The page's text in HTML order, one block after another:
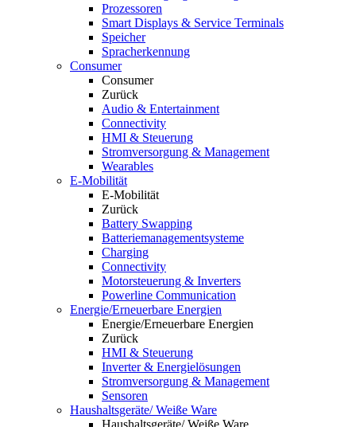
Prozessoren
Smart Displays & Service Terminals
Speicher
Spracherkennung
Consumer
Consumer
Zurück
Audio & Entertainment
Connectivity
HMI & Steuerung
Stromversorgung & Management
Wearables
E-Mobilität
E-Mobilität
Zurück
Battery Swapping
Batteriemanagementsysteme
Charging
Connectivity
Motorsteuerung & Inverters
Powerline Communication
Energie/Erneuerbare Energien
Energie/Erneuerbare Energien
Zurück
HMI & Steuerung
Inverter & Energielösungen
Stromversorgung & Management
Sensoren
Haushaltsgeräte/ Weiße Ware
Haushaltsgeräte/ Weiße Ware